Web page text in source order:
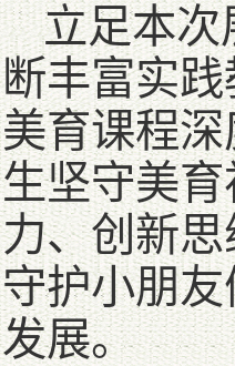
立足本次
断丰富实
美育课程
生坚守美
力、创新
守护小朋
发展。